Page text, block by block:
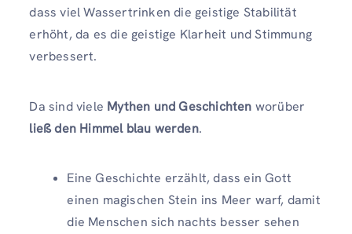
dass viel Wassertrinken die geistige Stabilität
erhöht, da es die geistige Klarheit und Stimmung
verbessert.
Da sind viele Mythen und Geschichten worüber
ließ den Himmel blau werden.
Eine Geschichte erzählt, dass ein Gott
einen magischen Stein ins Meer warf, damit
die Menschen sich nachts besser sehen